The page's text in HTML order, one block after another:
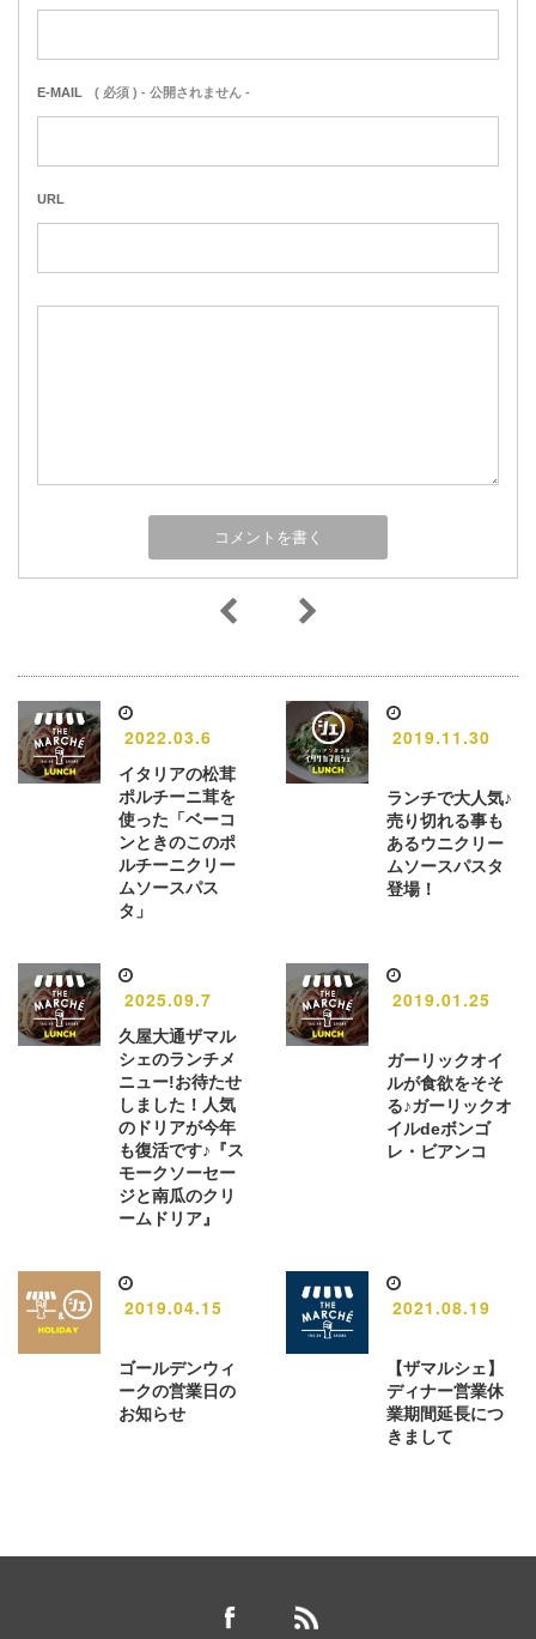
E-MAIL ( 必須 ) - 公開されません -
URL
2022.03.6
イタリアの松茸
ポルチーニ茸を
使った「ベーコ
ンときのこのポ
ルチーニクリー
ムソースパス
タ」
2019.11.30
ランチで大人気♪
売り切れる事も
あるウニクリー
ムソースパスタ
登場！
2025.09.7
久屋大通ザマル
シェのランチメ
ニュー!お待たせ
しました！人気
のドリアが今年
も復活です♪『ス
モークソーセー
ジと南瓜のクリ
ームドリア』
2019.01.25
ガーリックオイ
ルが食欲をそそ
る♪ガーリックオ
イルdeボンゴ
レ・ビアンコ
2019.04.15
ゴールデンウィ
ークの営業日の
お知らせ
2021.08.19
【ザマルシェ】
ディナー営業休
業期間延長につ
きまして